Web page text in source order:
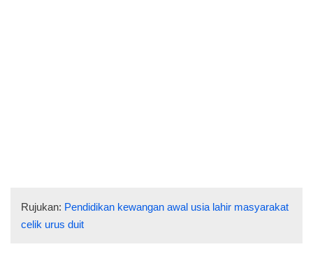
Rujukan: Pendidikan kewangan awal usia lahir masyarakat
celik urus duit